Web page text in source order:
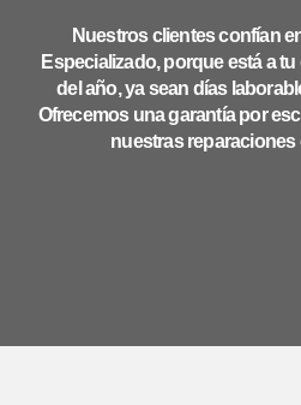
Nuestros clientes confían
Especializado, porque está a
del año, ya sean días
Ofrecemos una garantía por
nuestras reparaciones